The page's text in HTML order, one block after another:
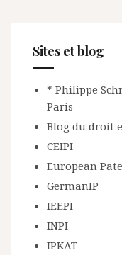
Sites et blog
* Philippe
Paris
Blog du droit
CEIPI
European
GermanIP
IEEPI
INPI
IPKAT